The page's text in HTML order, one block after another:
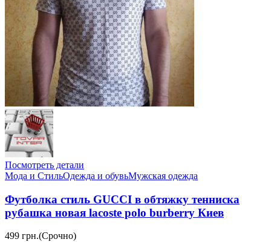
Посмотреть детали
Мода и СтильОдежда и обувьМужская одежда
Футболка стиль GUCCI в обтяжку тенниска
рубашка новая lacoste polo burberry Киев
499 грн.(Срочно)